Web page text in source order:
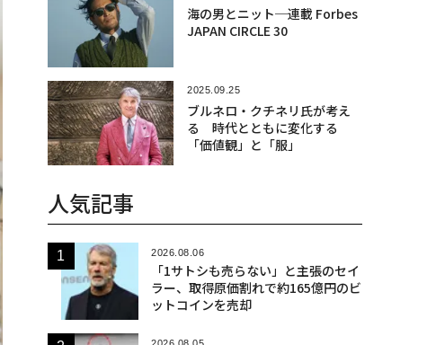
海の男とニット─連載 Forbes
JAPAN CIRCLE 30
2025.09.25
ブルネロ・クチネリ氏が考え
る 時代とともに変化する
「価値観」と「服」
人気記事
2026.08.06
「1サトシも売らない」と主張のセイ
ラー、取得原価割れで約165億円のビ
ットコインを売却